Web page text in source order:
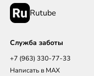
Rutube
Служба заботы
+7 (963) 330-77-33
Написать в MAX